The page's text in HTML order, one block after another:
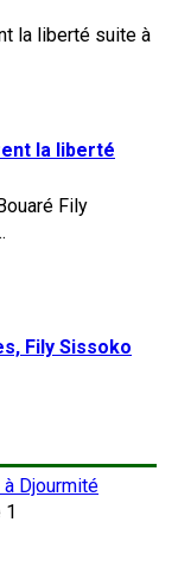
la liberté
Fily Sissoko
Djourmité
1